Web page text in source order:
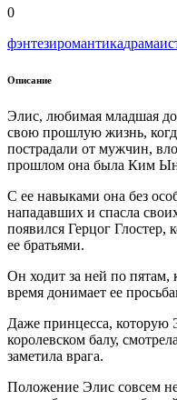
0
фэнтезиромантикадрама
Описание
Элис, любимая младшая
свою прошлую жизнь,
пострадали от мужчин,
прошлом она была Ким
С ее навыками она без
нападавших и спасла
появился Герцог Глостер,
ее братьями.
Он ходит за ней по пятам,
время донимает ее
Даже принцесса, которую
королевском балу,
заметила врага.
Положение Элис совсем